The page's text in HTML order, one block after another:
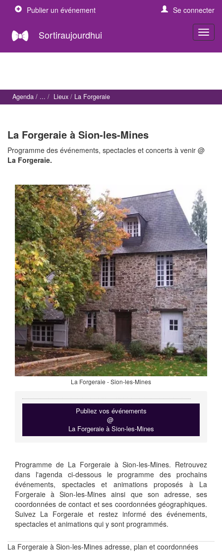
Publier un événement Se connecter
Sortiraujourdhui
Agenda Lieux La Forgeraie
La Forgeraie à Sion-les-Mines
Programme des événements, spectacles et concerts à venir @
La Forgeraie.
La Forgeraie - Sion-les-Mines
Publiez vos événements
@
La Forgeraie à Sion-les-Mines
Programme de La Forgeraie à Sion-les-Mines. Retrouvez
dans l'agenda ci-dessous le programme des prochains
événements, spectacles et animations proposés à La
Forgeraie à Sion-les-Mines ainsi que son adresse, ses
coordonnées de contact et ses coordonnées géographiques.
Suivez La Forgeraie et restez informé des événements,
spectacles et animations qui y sont programmés.
La Forgeraie à Sion-les-Mines adresse, plan et coordonnées